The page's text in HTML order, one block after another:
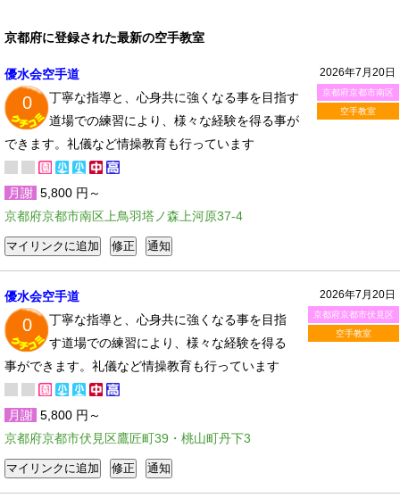
京都府に登録された最新の空手教室
2026年7月20日
京都府京都市南区
空手教室
優水会空手道
0
丁寧な指導と、心身共に強くなる事を目指す
道場での練習により、様々な経験を得る事が
できます。礼儀など情操教育も行っています
月謝 5,800 円～
京都府京都市南区上鳥羽塔ノ森上河原37-4
2026年7月20日
京都府京都市伏見区
空手教室
優水会空手道
0
丁寧な指導と、心身共に強くなる事を目指
す道場での練習により、様々な経験を得る
事ができます。礼儀など情操教育も行っています
月謝 5,800 円～
京都府京都市伏見区鷹匠町39・桃山町丹下3